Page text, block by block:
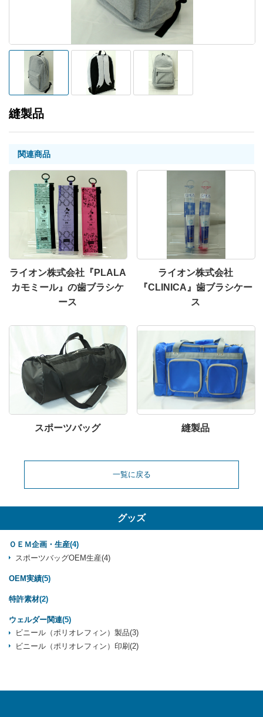
縫製品
関連商品
ライオン株式会社『PLALA
カモミール』の歯ブラシケ
ース
ライオン株式会社
『CLINICA』歯ブラシケー
ス
スポーツバッグ 縫製品
一覧に戻る
グッズ
ＯＥＭ企画・生産(4)
スポーツバッグOEM生産(4)
OEM実績(5)
特許素材(2)
ウェルダー関連(5)
ビニール（ポリオレフィン）製品(3)
ビニール（ポリオレフィン）印刷 (2)